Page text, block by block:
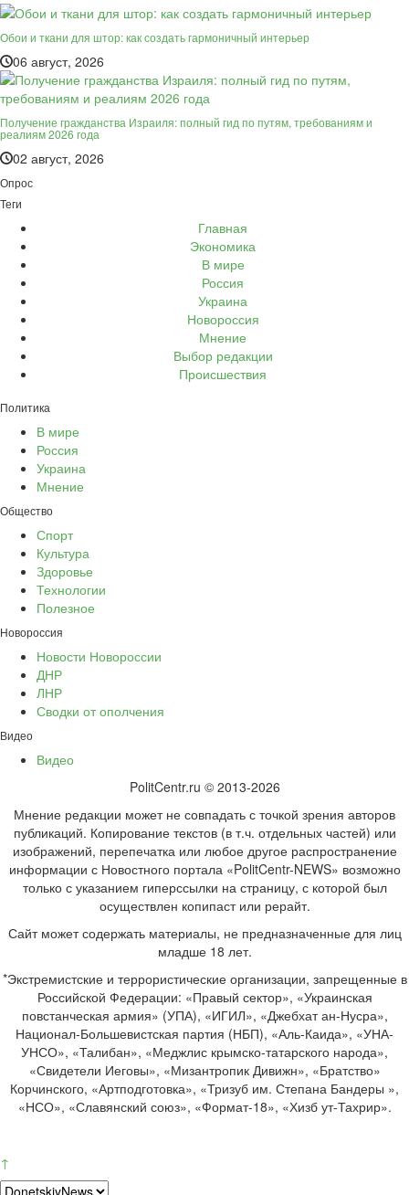
Обои и ткани для штор: как создать гармоничный интерьер
06 август, 2026
Получение гражданства Израиля: полный гид по путям, требованиям и
реалиям 2026 года
02 август, 2026
Опрос
Теги
Главная
Экономика
В мире
Россия
Украина
Новороссия
Мнение
Выбор редакции
Происшествия
Политика
В мире
Россия
Украина
Мнение
Общество
Спорт
Культура
Здоровье
Технологии
Полезное
Новороссия
Новости Новороссии
ДНР
ЛНР
Сводки от ополчения
Видео
Видео
PolitCentr.ru © 2013-2026
Мнение редакции может не совпадать с точкой зрения авторов
публикаций. Копирование текстов (в т.ч. отдельных частей) или
изображений, перепечатка или любое другое распространение
информации с Новостного портала «PolitCentr-NEWS» возможно
только с указанием гиперссылки на страницу, с которой был
осуществлен копипаст или рерайт.
Сайт может содержать материалы, не предназначенные для лиц
младше 18 лет.
*Экстремистские и террористические организации, запрещенные в
Российской Федерации: «Правый сектор», «Украинская
повстанческая армия» (УПА), «ИГИЛ», «Джебхат ан-Нусра»,
Национал-Большевистская партия (НБП), «Аль-Каида», «УНА-
УНСО», «Талибан», «Меджлис крымско-татарского народа»,
«Свидетели Иеговы», «Мизантропик Дивижн», «Братство»
Корчинского, «Артподготовка», «Тризуб им. Степана Бандеры »,
«НСО», «Славянский союз», «Формат-18», «Хизб ут-Тахрир».
↑